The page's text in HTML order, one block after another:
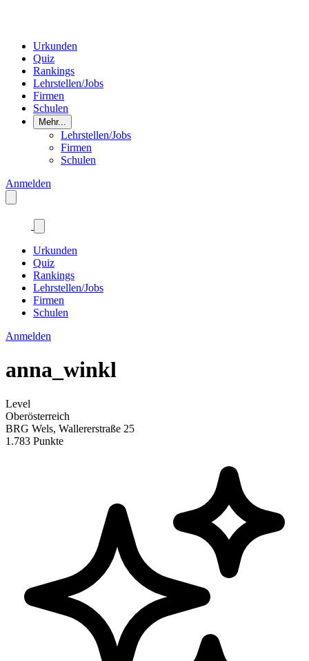
Urkunden
Quiz
Rankings
Lehrstellen/Jobs
Firmen
Schulen
Mehr...
Lehrstellen/Jobs
Firmen
Schulen
Anmelden
Urkunden
Quiz
Rankings
Lehrstellen/Jobs
Firmen
Schulen
Anmelden
anna_winkl
Level
Oberösterreich
BRG Wels, Wallererstraße 25
1.783 Punkte